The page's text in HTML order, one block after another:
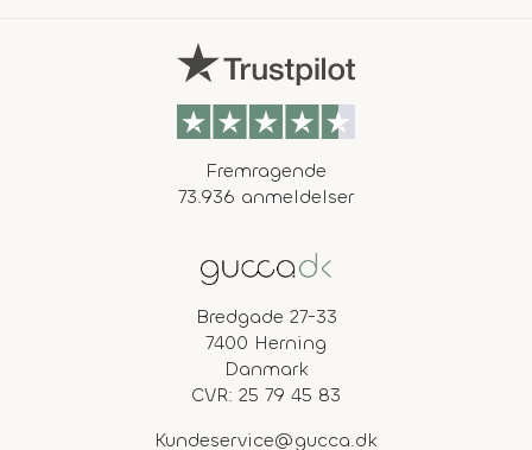
Fremragende
73.936 anmeldelser
Bredgade 27-33
7400 Herning
Danmark
CVR: 25 79 45 83
Kundeservice@gucca.dk